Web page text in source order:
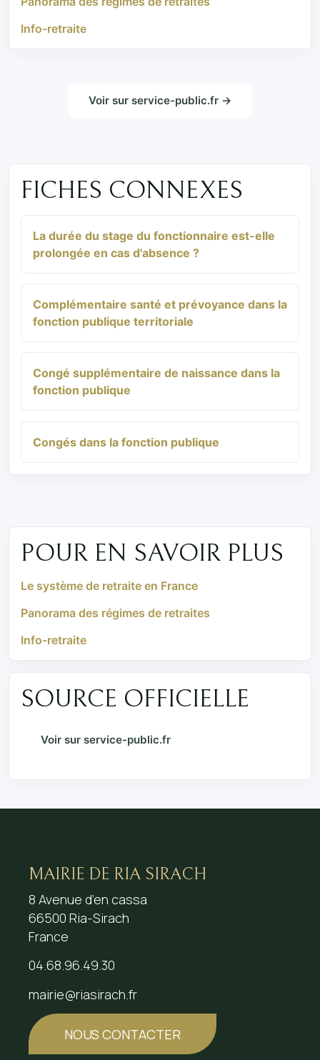
Info-retraite
Voir sur service-public.fr →
FICHES CONNEXES
La durée du stage du fonctionnaire est-elle
prolongée en cas d'absence ?
Complémentaire santé et prévoyance dans la
fonction publique territoriale
Congé supplémentaire de naissance dans la
fonction publique
Congés dans la fonction publique
POUR EN SAVOIR PLUS
Le système de retraite en France
Panorama des régimes de retraites
Info-retraite
SOURCE OFFICIELLE
Voir sur service-public.fr
MAIRIE DE RIA SIRACH
8 Avenue d’en cassa
66500 Ria-Sirach
France
04.68.96.49.30
mairie@riasirach.fr
NOUS CONTACTER